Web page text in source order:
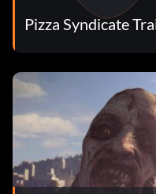
Pizza Syndicate